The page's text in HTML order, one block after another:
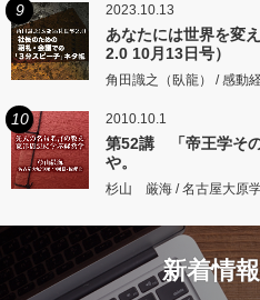
9 2023.10.13
あなたには世界を変
2.0 10月13日号）
角田識之（臥龍） / 感動
10 2010.10.1
第52講 「帝王学そ
や。
杉山 厳海 / 名古屋大原
新着情